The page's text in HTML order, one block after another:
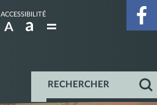
ACCESSIBILITÉ